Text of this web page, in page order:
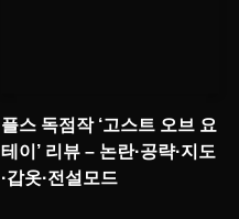
플스 독점작 ‘고스트 오브 요
테이’ 리뷰 – 논란·공략·지도
·갑옷·전설모드